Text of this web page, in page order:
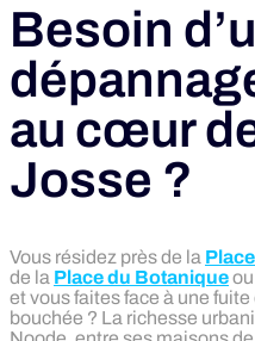
Besoin
au cœur
Josse ?
Vous résidez près de la
de la Place du Botanique
et vous faites face à une
bouchée ? La richesse